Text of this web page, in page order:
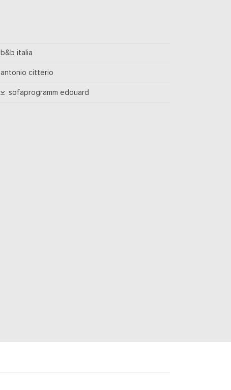
b&b italia
antonio citterio
sofaprogramm edouard